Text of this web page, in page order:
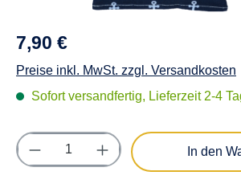
7,90 €
Preise inkl. MwSt. zzgl. Versandkosten
Sofort versandfertig, Lieferzeit 2-4
Produkt Anzahl: Gib denIn den